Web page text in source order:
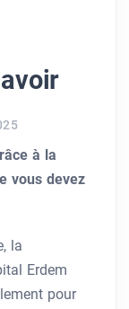
à la
vous devez
la
Erdem
pour